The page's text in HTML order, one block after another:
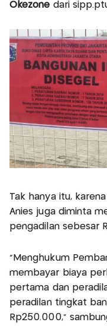
Okezone dari
Tak hanya itu,
Anies juga diminta
pengadilan sebesar
"Menghukum
membayar biaya
pertama dan
peradilan tingkat
Rp250.000,"